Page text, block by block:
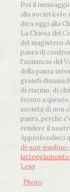
Poi il
alla società:«Io
dica oggi alla
La Chiesa del
del magistero
paura di
l'annuncio del
della paura
grandi
di riarmo, di
fronte a
società di non
paura, perché
rendere il
Approfondisci
di-san-
Less
Photo